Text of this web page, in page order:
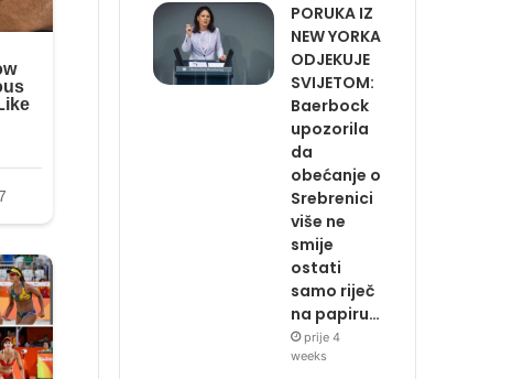
PORUKA IZ
NEW YORKA
ODJEKUJE
SVIJETOM:
Baerbock
upozorila
da
obećanje o
Srebrenici
više ne
smije
ostati
samo riječ
na papiru…
prije 4
weeks